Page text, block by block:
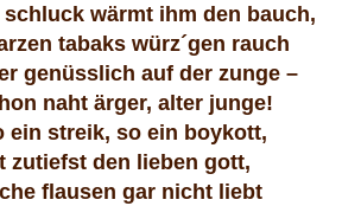
schluck wärmt ihm den bauch,
tabaks würz´gen rauch
genüsslich auf der zunge –
naht ärger, alter junge!
ein streik, so ein boykott,
zutiefst den lieben gott,
flausen gar nicht liebt